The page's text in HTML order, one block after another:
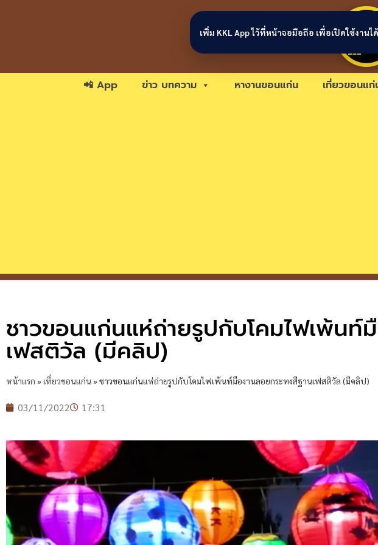
📲 App ข่าว บทความ หางานขอนแก่น เที่ยวขอนแก่
ชาวขอนแก่นแห่ถ่ายรูปกับโคมไฟเพ้นท์
เฟสติวัล (มีคลิป)
หน้าแรก »เที่ยวขอนแก่น»ชาวขอนแก่นแห่ถ่ายรูปกับโคมไฟเพ้นท์มืองานลอยกระทงสีฐานเฟสติวัล (มีคลิป)
03/11/2022 17:31
เพิ่ม KKL App ไว้ที่หน้าจอมือถือ เพื่อเปิดใช้งานไ